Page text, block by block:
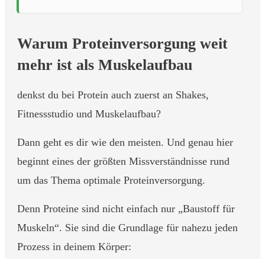
Warum Proteinversorgung weit
mehr ist als Muskelaufbau
denkst du bei Protein auch zuerst an Shakes,
Fitnessstudio und Muskelaufbau?
Dann geht es dir wie den meisten. Und genau hier
beginnt eines der größten Missverständnisse rund
um das Thema optimale Proteinversorgung.
Denn Proteine sind nicht einfach nur „Baustoff für
Muskeln“. Sie sind die Grundlage für nahezu jeden
Prozess in deinem Körper: